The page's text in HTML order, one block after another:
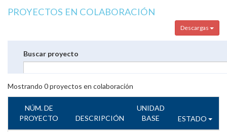
PROYECTOS EN COLABORACIÓN
Descargas
Buscar proyecto
Mostrando 0proyectos en colaboración
NÚM. DE
PROYECTO
DESCRIPCIÓN
UNIDAD
BASE
ESTADO